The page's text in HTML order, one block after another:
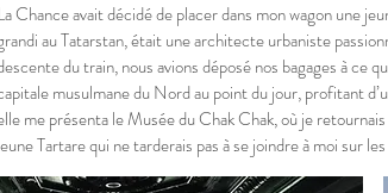
Chance avait décidé de placer dans mon wagon une
au Tatarstan, était une architecte urbaniste
du train, nous avions déposé nos bagages à ce
musulmane du Nord au point du jour, profitant
me présenta le Musée du Chak Chak, où je
Tartare qui ne tarderais pas à se joindre à moi sur